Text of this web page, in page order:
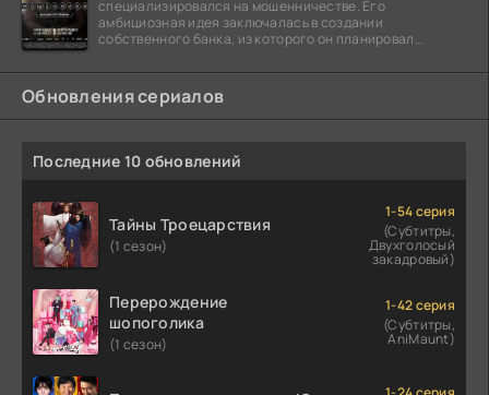
специализировался на мошенничестве. Его
амбициозная идея заключалась в создании
собственного банка, из которого он планировал
Обновления сериалов
Последние 10 обновлений
Тайны Троецарствия
(1 сезон)
1-54 серия
(Субтитры,
Двухголосый
закадровый)
Перерождение
шопоголика
(1 сезон)
1-42 серия
(Субтитры,
AniMaunt)